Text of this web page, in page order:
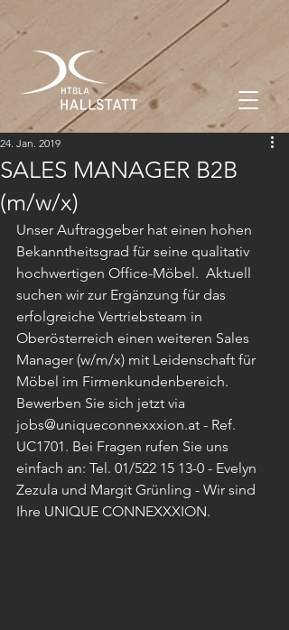
SALES MANAGER B2B
(m/w/x)
24. Jan. 2019
Unser Auftraggeber hat einen hohen
Bekanntheitsgrad für seine qualitativ
hochwertigen Office-Möbel.  Aktuell
suchen wir zur Ergänzung für das
erfolgreiche Vertriebsteam in
Oberösterreich einen weiteren Sales
Manager (w/m/x) mit Leidenschaft für
Möbel im Firmenkundenbereich.
Bewerben Sie sich jetzt via
jobs@uniqueconnexxxion.at - Ref.
UC1701. Bei Fragen rufen Sie uns
einfach an: Tel. 01/522 15 13-0 - Evelyn
Zezula und Margit Grünling - Wir sind
Ihre UNIQUE CONNEXXXION.